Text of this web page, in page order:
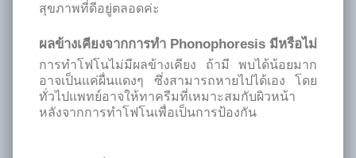
สุขภาพที่ดีอยู่ตลอดค่ะ
ผลข้างเคียงจากการทำ Phonophoresis มีหรือไม่
การทำโฟโนไม่มีผลข้างเคียง ถ้ามี พบได้น้อยมาก
อาจเป็นแค่ผื่นแดงๆ ซึ่งสามารถหายไปได้เอง โดย
ทั่วไปแพทย์อาจให้ทาครีมที่เหมาะสมกับผิวหน้า
หลังจากการทำโฟโนเพื่อเป็นการป้องกัน